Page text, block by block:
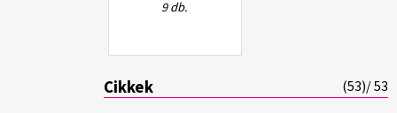
9 db.
Cikkek (53)/ 53